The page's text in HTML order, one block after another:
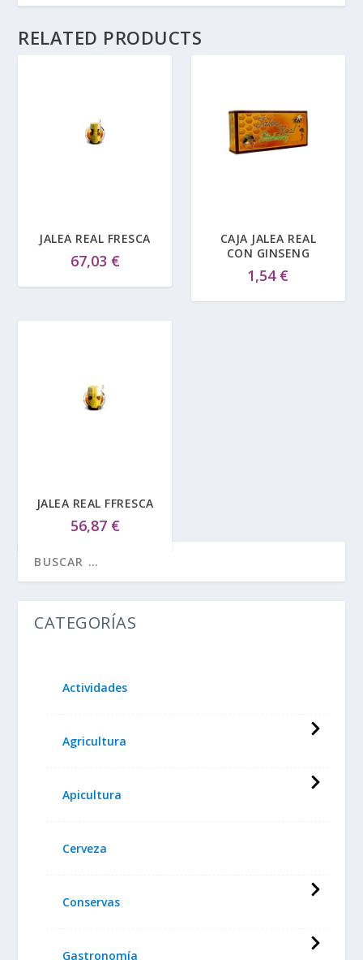
RELATED PRODUCTS
JALEA REAL FRESCA
67,03 €
CAJA JALEA REAL
CON GINSENG
1,54 €
JALEA REAL FFRESCA
56,87 €
CATEGORÍAS
Actividades
Agricultura
Apicultura
Cerveza
Conservas
Gastronomía